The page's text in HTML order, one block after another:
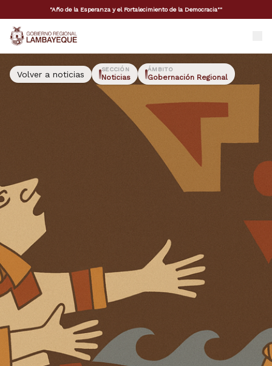
"Año de la Esperanza y el Fortalecimiento de la Democracia""
GORE Lambayeque
Volver a noticias SECCIÓN
Noticias
ÁMBITO
Gobernación Regional